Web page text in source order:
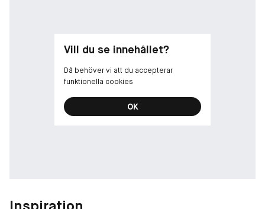
Vill du se innehållet?
Då behöver vi att du accepterar
funktionella cookies
OK